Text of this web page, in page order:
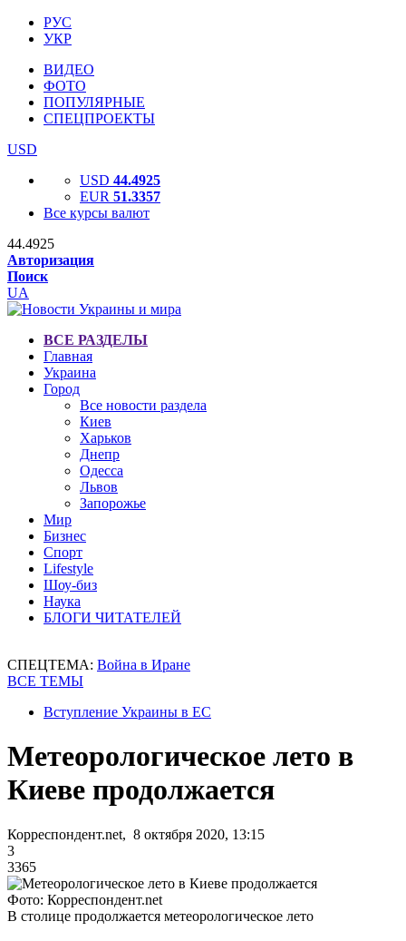
РУС
УКР
ВИДЕО
ФОТО
ПОПУЛЯРНЫЕ
СПЕЦПРОЕКТЫ
USD
USD 44.4925
EUR 51.3357
Все курсы валют
44.4925
Авторизация
Поиск
UA
ВСЕ РАЗДЕЛЫ
Главная
Украина
Город
Все новости раздела
Киев
Харьков
Днепр
Одесса
Львов
Запорожье
Мир
Бизнес
Спорт
Lifestyle
Шоу-биз
Наука
БЛОГИ ЧИТАТЕЛЕЙ
СПЕЦТЕМА: Война в Иране
ВСЕ ТЕМЫ
Вступление Украины в ЕС
Метеорологическое лето в
Киеве продолжается
Корреспондент.net, 8 октября 2020, 13:15
3
3365
Фото: Корреспондент.net
В столице продолжается метеорологическое лето